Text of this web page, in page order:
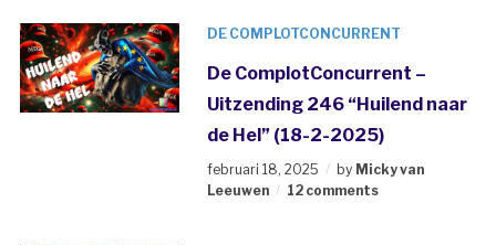
DE COMPLOTCONCURRENT
De ComplotConcurrent –
Uitzending 246 “Huilend naar
de Hel” (18-2-2025)
februari 18, 2025 by Micky van
Leeuwen
12 comments